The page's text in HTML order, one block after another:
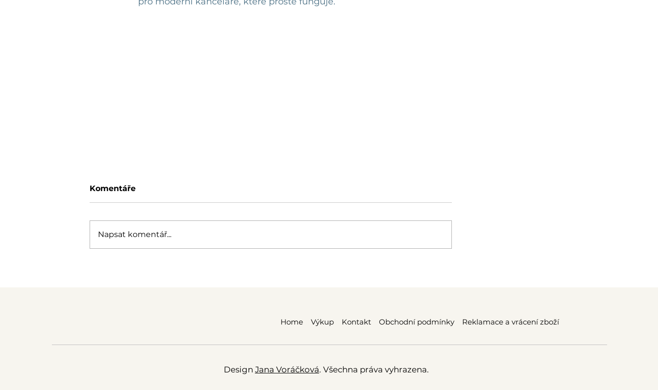
Komentáře
Napsat komentář...
Home Výkup Kontakt Obchodní podmínky Reklamace a vrácení zboží
Design Jana Voráčková. Všechna práva vyhrazena.